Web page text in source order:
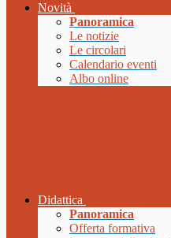
Novità
Panoramica
Le notizie
Le circolari
Calendario eventi
Albo online
Didattica
Panoramica
Offerta formativa